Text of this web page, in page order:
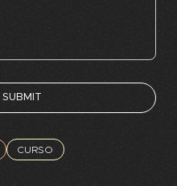
CURSO